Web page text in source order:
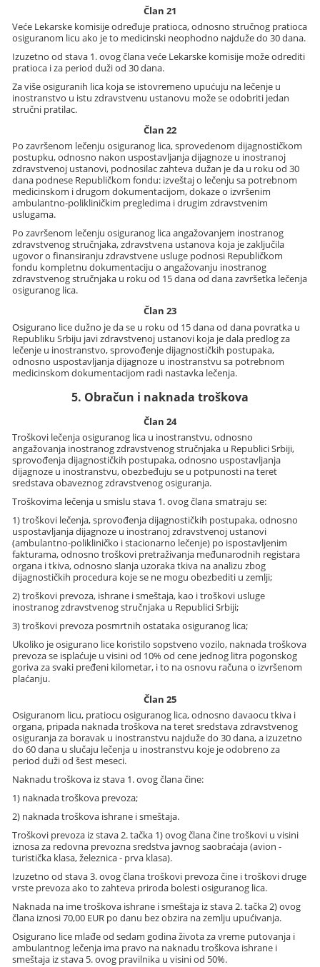
Član 21
Veće Lekarske komisije određuje pratioca, odnosno stručnog pratioca
osiguranom licu ako je to medicinski neophodno najduže do 30 dana.
Izuzetno od stava 1. ovog člana veće Lekarske komisije može odrediti
pratioca i za period duži od 30 dana.
Za više osiguranih lica koja se istovremeno upućuju na lečenje u
inostranstvo u istu zdravstvenu ustanovu može se odobriti jedan
stručni pratilac.
Član 22
Po završenom lečenju osiguranog lica, sprovedenom dijagnostičkom
postupku, odnosno nakon uspostavljanja dijagnoze u inostranoj
zdravstvenoj ustanovi, podnosilac zahteva dužan je da u roku od 30
dana podnese Republičkom fondu: izveštaj o lečenju sa potrebnom
medicinskom i drugom dokumentacijom, dokaze o izvršenim
ambulantno-polikliničkim pregledima i drugim zdravstvenim
uslugama.
Po završenom lečenju osiguranog lica angažovanjem inostranog
zdravstvenog stručnjaka, zdravstvena ustanova koja je zaključila
ugovor o finansiranju zdravstvene usluge podnosi Republičkom
fondu kompletnu dokumentaciju o angažovanju inostranog
zdravstvenog stručnjaka u roku od 15 dana od dana završetka lečenja
osiguranog lica.
Član 23
Osigurano lice dužno je da se u roku od 15 dana od dana povratka u
Republiku Srbiju javi zdravstvenoj ustanovi koja je dala predlog za
lečenje u inostranstvo, sprovođenje dijagnostičkih postupaka,
odnosno uspostavljanja dijagnoze u inostranstvu sa potrebnom
medicinskom dokumentacijom radi nastavka lečenja.
5. Obračun i naknada troškova
Član 24
Troškovi lečenja osiguranog lica u inostranstvu, odnosno
angažovanja inostranog zdravstvenog stručnjaka u Republici Srbiji,
sprovođenja dijagnostičkih postupaka, odnosno uspostavljanja
dijagnoze u inostranstvu, obezbeđuju se u potpunosti na teret
sredstava obaveznog zdravstvenog osiguranja.
Troškovima lečenja u smislu stava 1. ovog člana smatraju se:
1) troškovi lečenja, sprovođenja dijagnostičkih postupaka, odnosno
uspostavljanja dijagnoze u inostranoj zdravstvenoj ustanovi
(ambulantno-polikliničko i stacionarno lečenje) po ispostavljenim
fakturama, odnosno troškovi pretraživanja međunarodnih registara
organa i tkiva, odnosno slanja uzoraka tkiva na analizu zbog
dijagnostičkih procedura koje se ne mogu obezbediti u zemlji;
2) troškovi prevoza, ishrane i smeštaja, kao i troškovi usluge
inostranog zdravstvenog stručnjaka u Republici Srbiji;
3) troškovi prevoza posmrtnih ostataka osiguranog lica;
Ukoliko je osigurano lice koristilo sopstveno vozilo, naknada troškova
prevoza se isplaćuje u visini od 10% od cene jednog litra pogonskog
goriva za svaki pređeni kilometar, i to na osnovu računa o izvršenom
plaćanju.
Član 25
Osiguranom licu, pratiocu osiguranog lica, odnosno davaocu tkiva i
organa, pripada naknada troškova na teret sredstava zdravstvenog
osiguranja za boravak u inostranstvu najduže do 30 dana, a izuzetno
do 60 dana u slučaju lečenja u inostranstvu koje je odobreno za
period duži od šest meseci.
Naknadu troškova iz stava 1. ovog člana čine:
1) naknada troškova prevoza;
2) naknada troškova ishrane i smeštaja.
Troškovi prevoza iz stava 2. tačka 1) ovog člana čine troškovi u visini
iznosa za redovna prevozna sredstva javnog saobraćaja (avion -
turistička klasa, železnica - prva klasa).
Izuzetno od stava 3. ovog člana troškovi prevoza čine i troškovi druge
vrste prevoza ako to zahteva priroda bolesti osiguranog lica.
Naknada na ime troškova ishrane i smeštaja iz stava 2. tačka 2) ovog
člana iznosi 70,00 EUR po danu bez obzira na zemlju upućivanja.
Osigurano lice mlađe od sedam godina života za vreme putovanja i
ambulantnog lečenja ima pravo na naknadu troškova ishrane i
smeštaja iz stava 5. ovog pravilnika u visini od 50%.